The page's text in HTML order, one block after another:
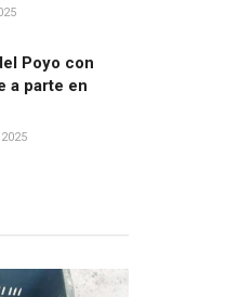
Poyo con
a parte en